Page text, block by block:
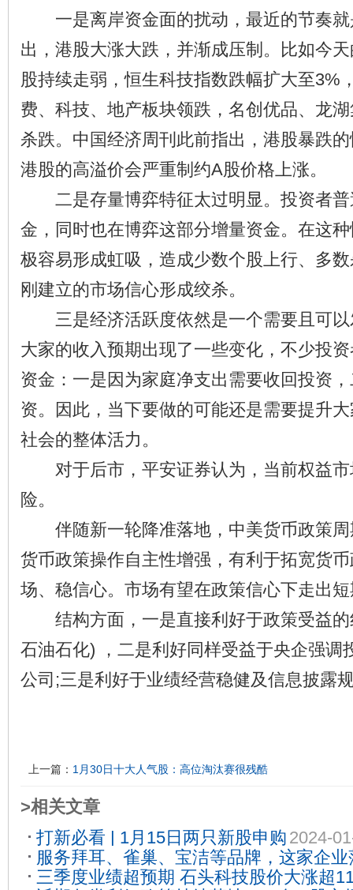
一是离岸资金面的扰动，最近的节奏就
出，港股大涨大跌，并渐成压制。比如今
股持续走弱，恒生科技指数跌幅扩大至3%
费、科技、地产板块领跌，名创优品、龙
杀跌。中国经济周刊此前指出，港股暴跌
港股的高溢价会严重制约A股价格上涨。
二是存量博弈特征太过明显。投资者普
金，同时也在博弈这部分增量资金。在这
极容易形成虹吸，造成少数个股上行、多
刚建立的市场信心形成绞杀。
三是经济活跃度依然是一个需要且可以
大家的收入预期出现了一些变化，不少投
资金：一是因为家庭净支出需要收回投资
资。因此，当下要做的可能还是需要提升
社会的整体活力。
对于后市，平安证券认为，当前权益市
险。
伴随新一轮降准落地，中美货币政策周
货币政策操作自主性增强，有利于拓宽货
场、稳信心。市场有望在政策信心下走出
结构方面，一是直接利好于政策受益的
石油石化) ，二是利好同样受益于央企强调
公司;三是利好于业绩经营稳健及信息披露
上一篇： 1月30日十大人气股：高位淘汰赛很残酷
>相关文章
打新必看 | 1月15日两只新股申购 2024-
服务拜耳、雀巢、宝洁等品牌，这家企
09-28
三季度业绩超预期 石头科技股价大涨超